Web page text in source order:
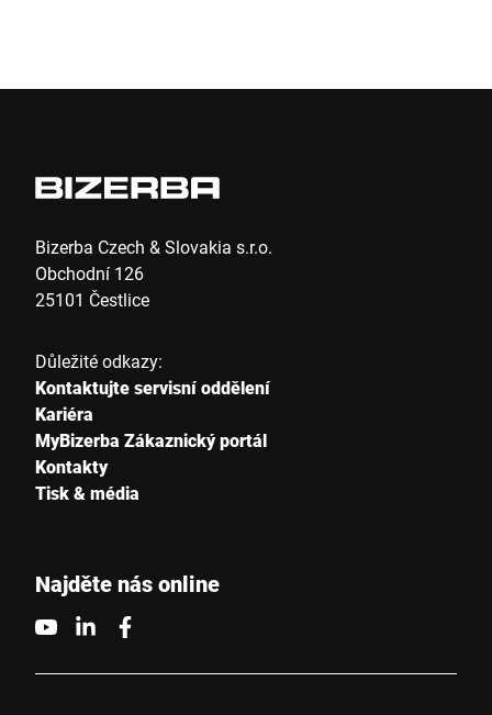
Bizerba Czech & Slovakia s.r.o.
Obchodní 126
25101 Čestlice
Důležité odkazy:
Kontaktujte servisní oddělení
Kariéra
MyBizerba Zákaznický portál
Kontakty
Tisk & média
Najděte nás online